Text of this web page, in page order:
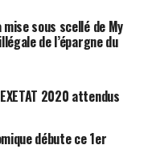
mise sous scellé de My
de l’épargne du
2020 attendus
débute ce 1er